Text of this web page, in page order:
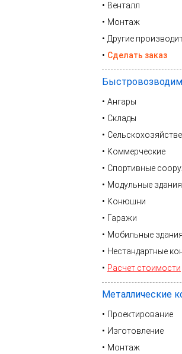
Венталл
Монтаж
Другие
Сделать заказ
Ангары
Склады
Коммерческие
Спортивные
Модульные здания
Конюшни
Гаражи
Мобильные здания
Нестандартные
Расчет стоимости
Металлические
Проектирование
Изготовление
Монтаж